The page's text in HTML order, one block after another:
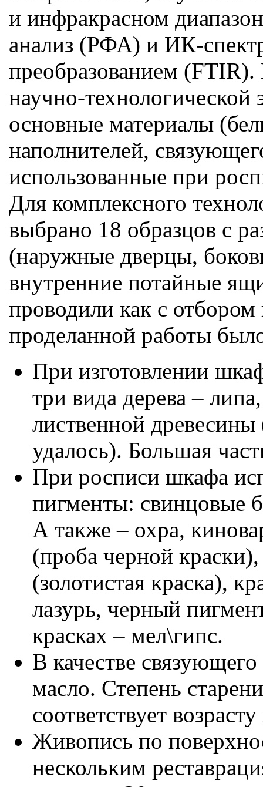
и инфракрасном
анализ (РФА) и ИК-
преобразованием
научно-
основные материалы
наполнителей,
использованные при
Для комплексного
выбрано 18 образцов с
(наружные дверцы,
внутренние потайные
проводили как с отбором
проделанной работы
При изготовлении
три вида дерева –
лиственной древесины
удалось). Большая
При росписи шкафа
пигменты: свинцовые
А также – охра,
(проба черной
(золотистая краска),
лазурь, черный
красках – мел\гипс.
В качестве
масло. Степень
соответствует
Живопись по
нескольким